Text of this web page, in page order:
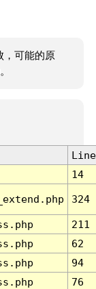
，可能的原
Line
14
324
211
62
94
76